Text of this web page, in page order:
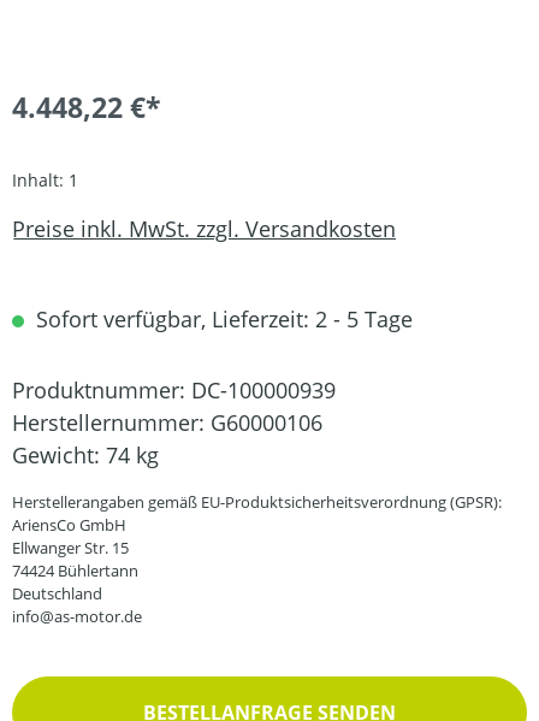
4.448,22 €*
Inhalt: 1
Preise inkl. MwSt. zzgl. Versandkosten
Sofort verfügbar, Lieferzeit: 2 - 5 Tage
Produktnummer: DC-100000939
Herstellernummer: G60000106
Gewicht: 74 kg
Herstellerangaben gemäß EU-Produktsicherheitsverordnung (GPSR):
AriensCo GmbH
Ellwanger Str. 15
74424 Bühlertann
Deutschland
info@as-motor.de
BESTELLANFRAGE SENDEN